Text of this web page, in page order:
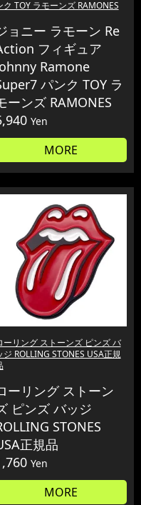
ク TOY ラモーンズ RAMONES
ョニー ラモーン Re
フィギュア
Ramone
パンク TOY ラ
ーンズ RAMONES
Yen
MORE
ーリング ストーンズ ピンズ バ
ジ ROLLING STONES USA正規
ーリング ストーン
ピンズ バッジ
STONES
正規品
Yen
MORE